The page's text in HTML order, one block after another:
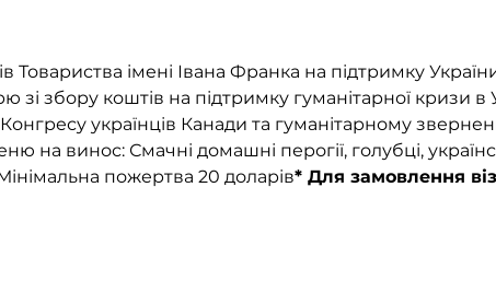
Товариства імені Івана Франка на підтримку
зі збору коштів на підтримку гуманітарної кризи в
українців Канади та гуманітарному
на винос: Смачні домашні перогії, голубці,
пожертва 20 доларів* Для замовлення